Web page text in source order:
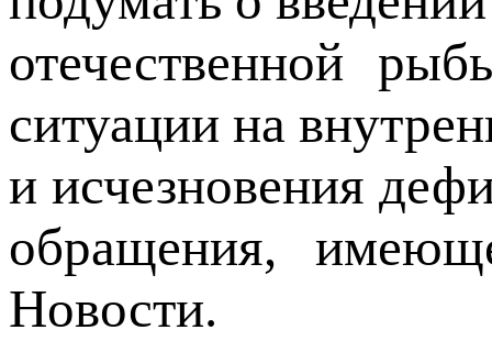
отечественной
ситуации на
и исчезновения
обращения,
Новости.